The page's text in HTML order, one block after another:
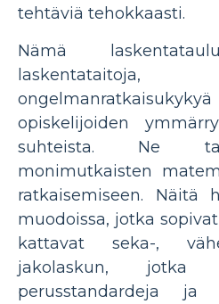
tehtäviä tehokkaasti.
Nämä
opiskelijoiden
suhteista. Ne
monimutkaisten
ratkaisemiseen. Näitä
muodoissa, jotka
kattavat seka-,
jakolaskun, jotka
perusstandardeja ja